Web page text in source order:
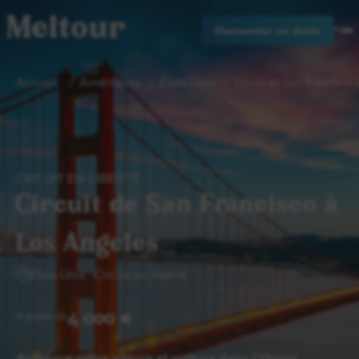
Meltour Demander un devis
Accueil Amériques États-Unis
Circuit de San Francisco à
Los Angeles
États-Unis Circuit en liberté
4 000 €